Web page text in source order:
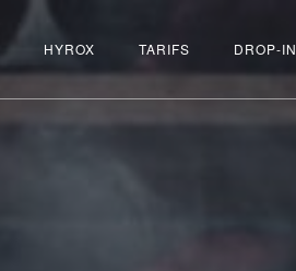
HYROX TARIFS DROP-IN